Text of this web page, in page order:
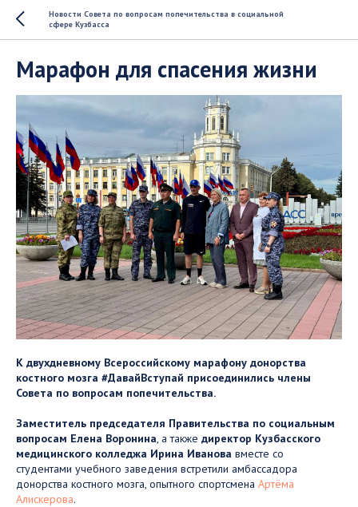
Новости Совета по вопросам попечительства в социальной
сфере Кузбасса
Марафон для спасения жизни
К двухдневному Всероссийскому марафону донорства
костного мозга #ДавайВступай присоединились члены
Совета по вопросам попечительства.
Заместитель председателя Правительства по социальным
вопросам Елена Воронина, а также директор Кузбасского
медицинского колледжа Ирина Иванова вместе со
студентами учебного заведения встретили амбассадора
донорства костного мозга, опытного спортсмена Артёма
Алискерова.